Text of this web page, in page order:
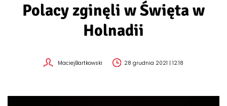
Polacy zginęli w Święta w
Holnadii
MaciejBartkowski 28 grudnia 2021 | 12:18